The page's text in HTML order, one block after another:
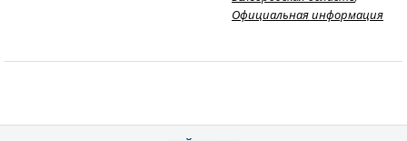
Официальная информация